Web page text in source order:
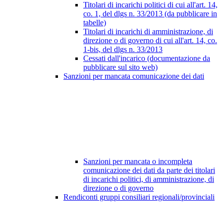
Titolari di incarichi politici di cui all'art. 14,
co. 1, del dlgs n. 33/2013 (da pubblicare in
tabelle)
Titolari di incarichi di amministrazione, di
direzione o di governo di cui all'art. 14, co.
1-bis, del dlgs n. 33/2013
Cessati dall'incarico (documentazione da
pubblicare sul sito web)
Sanzioni per mancata comunicazione dei dati
Sanzioni per mancata o incompleta
comunicazione dei dati da parte dei titolari
di incarichi politici, di amministrazione, di
direzione o di governo
Rendiconti gruppi consiliari regionali/provinciali